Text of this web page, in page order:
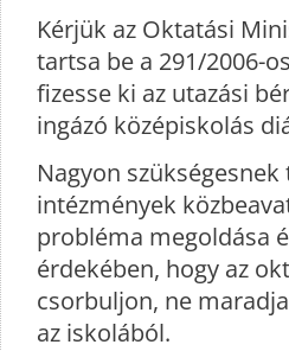
Kérjük az Oktatási
tartsa be a 291/2006-
fizesse ki az utazási
ingázó középiskolás
Nagyon
intézmények
probléma megoldása
érdekében, hogy az
csorbuljon, ne
az iskolából.